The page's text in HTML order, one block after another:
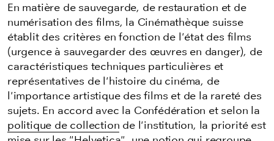
En matière de sauvegarde, de restauration et de
numérisation des films, la Cinémathèque suisse
établit des critères en fonction de l'état des films
(urgence à sauvegarder des œuvres en danger), de
caractéristiques techniques particulières et
représentatives de l'histoire du cinéma, de
l'importance artistique des films et de la rareté des
sujets. En accord avec la Confédération et selon la
politique de collection de l'institution, la priorité est